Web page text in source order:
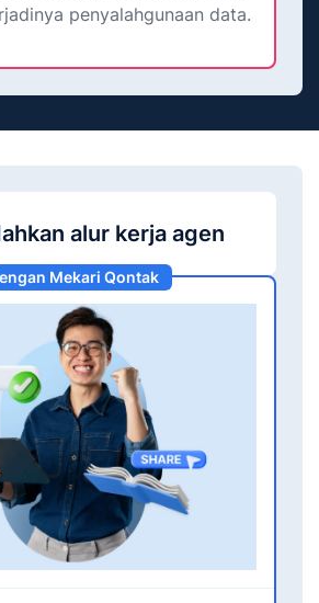
penyalahgunaan data.
alur kerja agen
Mekari Qontak